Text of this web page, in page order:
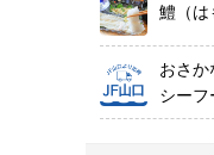
鱧（は
おさか
シーフ